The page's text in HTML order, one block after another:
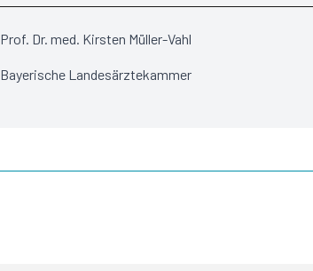
Prof. Dr. med. Kirsten Müller-Vahl
Bayerische Landesärztekammer